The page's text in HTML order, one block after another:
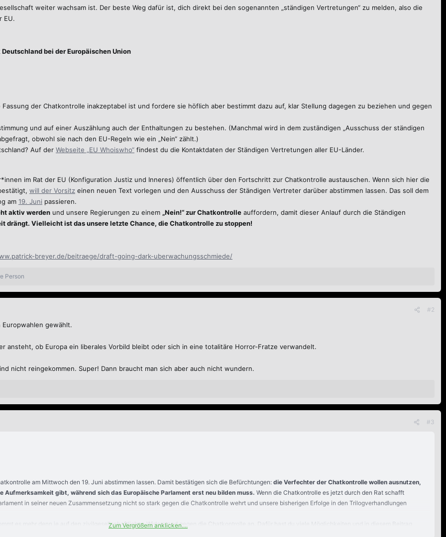
weiter wachsam ist. Der beste Weg dafür ist, dich direkt bei den sogenannten „ständigen Vertretungen“ zu melden, also die
EU.
bei der Europäischen Union
der Chatkontrolle inakzeptabel ist und fordere sie höflich aber bestimmt dazu auf, klar Stellung dagegen zu beziehen und gegen
und auf einer Auszählung auch der Enthaltungen zu bestehen. (Manchmal wird in dem zuständigen „Ausschuss der ständigen
obwohl sie nach den EU-Regeln wie ein „Nein“ zählt.)
Auf der Webseite „EU Whoiswho“ findest du die Kontaktdaten der Ständigen Vertretungen aller EU-Länder.
im Rat der EU (Konfiguration Justiz und Inneres) öffentlich über den Fortschritt zur Chatkontrolle austauschen. Wenn sich hier die
will der Vorsitz einen neuen Text vorlegen und den Ausschuss der Ständigen Vertreter darüber abstimmen lassen. Das soll dem
am 19. Juni passieren.
aktiv werden und unsere Regierungen zu einem „Nein!“ zur Chatkontrolle auffordern, damit dieser Anlauf durch die Ständigen
drängt. Vielleicht ist das unsere letzte Chance, die Chatkontrolle zu stoppen!
breyer.de/beitraege/draft-going-dark-uberwachungsschmiede/
Person
#2
gewählt.
ansteht, ob Europa ein liberales Vorbild bleibt oder sich in eine totalitäre Horror-Fratze verwandelt.
nicht reingekommen. Super! Dann braucht man sich aber auch nicht wundern.
#3
am Mittwoch den 19. Juni abstimmen lassen. Damit bestätigen sich die Befürchtungen: die Verfechter der Chatkontrolle wollen ausnutzen,
Aufmerksamkeit gibt, während sich das Europäische Parlament erst neu bilden muss. Wenn die Chatkontrolle es jetzt durch den Rat schafft
in seiner neuen Zusammensetzung nicht so stark gegen die Chatkontrolle wehrt und unsere bisherigen Erfolge in den Trilogverhandlungen
es mehr denn je auf den zivilgesellschaftlichen Widerstand gegen die Chatkontrolle an. Dafür hast du viele Möglichkeiten und in diesem Beitrag
Zum Vergrößern anklicken....